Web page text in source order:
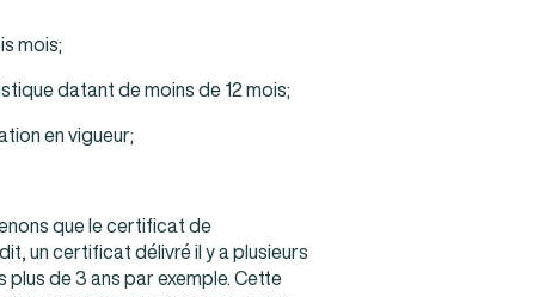
mois;
datant de moins de 12 mois;
en vigueur;
que le certificat de
un certificat délivré il y a plusieurs
de 3 ans par exemple. Cette